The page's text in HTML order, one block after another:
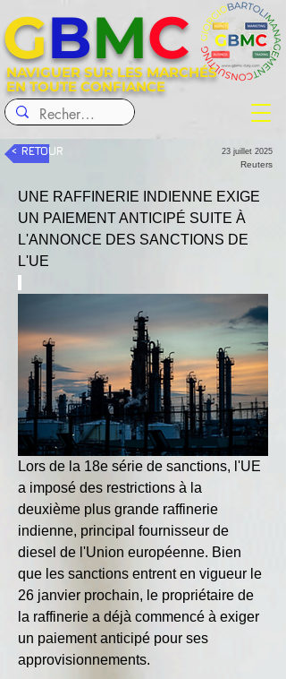
NAVIGUER SUR LES MARCHÉS
EN TOUTE CONFIANCE
GBMC
< RETOUR 23 juillet 2025
Reuters
UNE RAFFINERIE INDIENNE EXIGE
UN PAIEMENT ANTICIPÉ SUITE À
L'ANNONCE DES SANCTIONS DE
L'UE
Lors de la 18e série de sanctions, l'UE
a imposé des restrictions à la
deuxième plus grande raffinerie
indienne, principal fournisseur de
diesel de l'Union européenne. Bien
que les sanctions entrent en vigueur le
26 janvier prochain, le propriétaire de
la raffinerie a déjà commencé à exiger
un paiement anticipé pour ses
approvisionnements.